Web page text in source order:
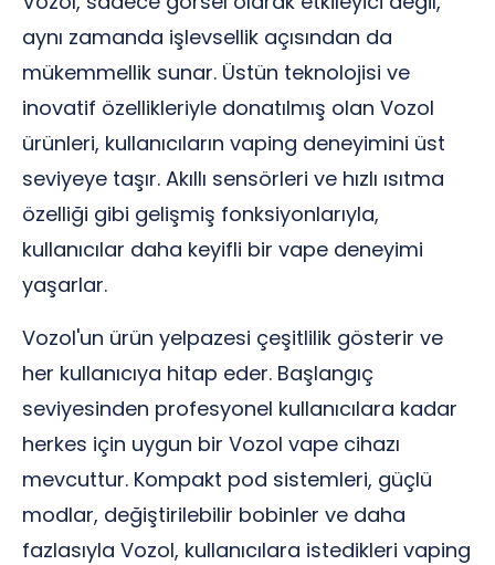
aynı zamanda işlevsellik açısından da
mükemmellik sunar. Üstün teknolojisi ve
inovatif özellikleriyle donatılmış olan Vozol
ürünleri, kullanıcıların vaping deneyimini üst
seviyeye taşır. Akıllı sensörleri ve hızlı ısıtma
özelliği gibi gelişmiş fonksiyonlarıyla,
kullanıcılar daha keyifli bir vape deneyimi
yaşarlar.
Vozol'un ürün yelpazesi çeşitlilik gösterir ve
her kullanıcıya hitap eder. Başlangıç
seviyesinden profesyonel kullanıcılara kadar
herkes için uygun bir Vozol vape cihazı
mevcuttur. Kompakt pod sistemleri, güçlü
modlar, değiştirilebilir bobinler ve daha
fazlasıyla Vozol, kullanıcılara istedikleri vaping